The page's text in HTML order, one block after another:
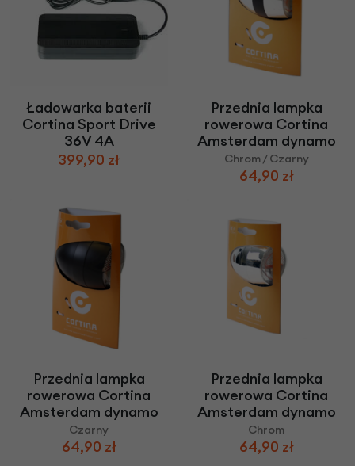
Ładowarka baterii
Cortina Sport Drive
36V 4A
399,90 zł
Przednia lampka
rowerowa Cortina
Amsterdam dynamo
Chrom / Czarny
64,90 zł
Przednia lampka
rowerowa Cortina
Amsterdam dynamo
Czarny
64,90 zł
Przednia lampka
rowerowa Cortina
Amsterdam dynamo
Chrom
64,90 zł